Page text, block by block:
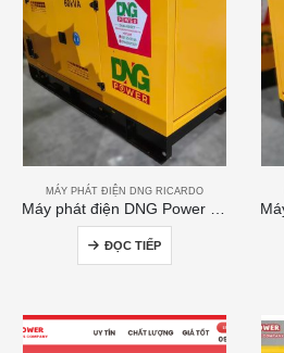
MÁY PHÁT ĐIỆN DNG RICARDO
ĐỌC TIẾP